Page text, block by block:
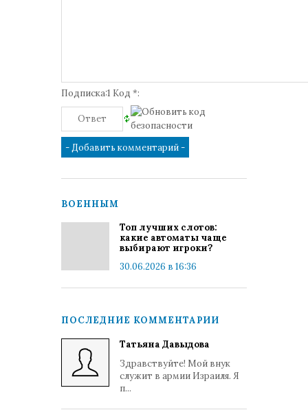
Подписка:1 Код *:
ВОЕННЫМ
Топ лучших слотов:
какие автоматы чаще
выбирают игроки?
30.06.2026 в 16:36
ПОСЛЕДНИЕ КОММЕНТАРИИ
Татьяна Давыдова
Здравствуйте! Мой внук
служит в армии Израиля. Я
п...